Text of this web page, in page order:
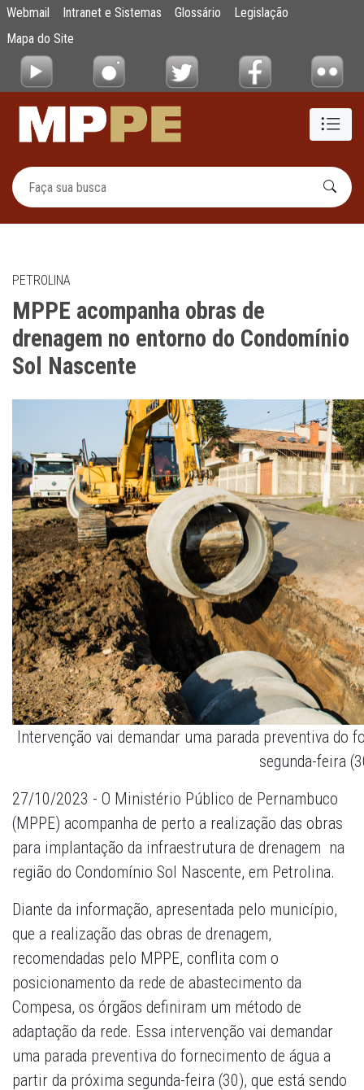
Pular para o Conteúdo principal
MPPE acompanha obras de drenagem no
Webmail Intranet e Sistemas Glossário
Legislação
Mapa do Site
PETROLINA
MPPE acompanha obras de
drenagem no entorno do Condomínio
Sol Nascente
Intervenção vai demandar uma parada preventiva do
segunda-feira
27/10/2023 - O Ministério Público de Pernambuco
(MPPE) acompanha de perto a realização das obras
para implantação da infraestrutura de drenagem na
região do Condomínio Sol Nascente, em Petrolina.
Diante da informação, apresentada pelo município,
que a realização das obras de drenagem,
recomendadas pelo MPPE, conflita com o
posicionamento da rede de abastecimento da
Compesa, os órgãos definiram um método de
adaptação da rede. Essa intervenção vai demandar
uma parada preventiva do fornecimento de água a
partir da próxima segunda-feira (30), que está sendo